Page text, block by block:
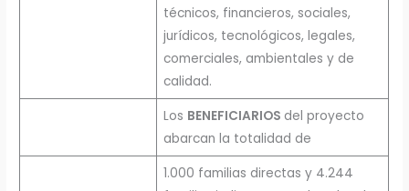
técnicos, financieros, sociales,
jurídicos, tecnológicos, legales,
comerciales, ambientales y de
calidad.
Los BENEFICIARIOS del proyecto
abarcan la totalidad de
1.000 familias directas y 4.244